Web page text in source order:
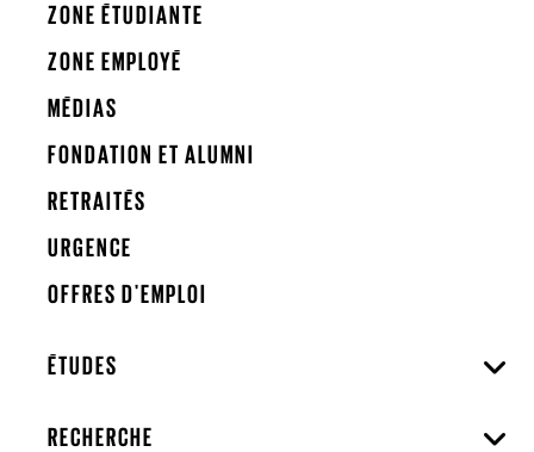
ZONE ÉTUDIANTE
ZONE EMPLOYÉ
MÉDIAS
FONDATION ET ALUMNI
RETRAITÉS
URGENCE
OFFRES D'EMPLOI
ÉTUDES
RECHERCHE